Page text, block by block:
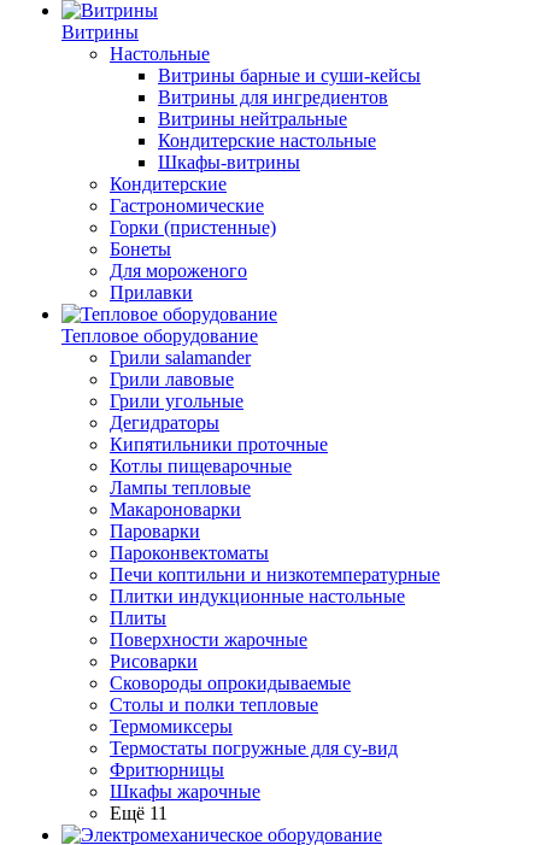
Витрины
Настольные
Витрины барные и суши-кейсы
Витрины для ингредиентов
Витрины нейтральные
Кондитерские настольные
Шкафы-витрины
Кондитерские
Гастрономические
Горки (пристенные)
Бонеты
Для мороженого
Прилавки
Тепловое оборудование
Грили salamander
Грили лавовые
Грили угольные
Дегидраторы
Кипятильники проточные
Котлы пищеварочные
Лампы тепловые
Макароноварки
Пароварки
Пароконвектоматы
Печи коптильни и низкотемпературные
Плитки индукционные настольные
Плиты
Поверхности жарочные
Рисоварки
Сковороды опрокидываемые
Столы и полки тепловые
Термомиксеры
Термостаты погружные для су-вид
Фритюрницы
Шкафы жарочные
Ещё 11